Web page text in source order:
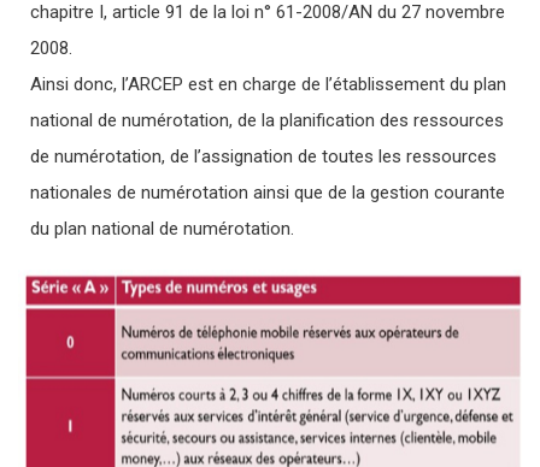
chapitre I, article 91 de la loi n° 61-2008/AN du 27 novembre
2008.
Ainsi donc, l’ARCEP est en charge de l’établissement du plan
national de numérotation, de la planification des ressources
de numérotation, de l’assignation de toutes les ressources
nationales de numérotation ainsi que de la gestion courante
du plan national de numérotation.